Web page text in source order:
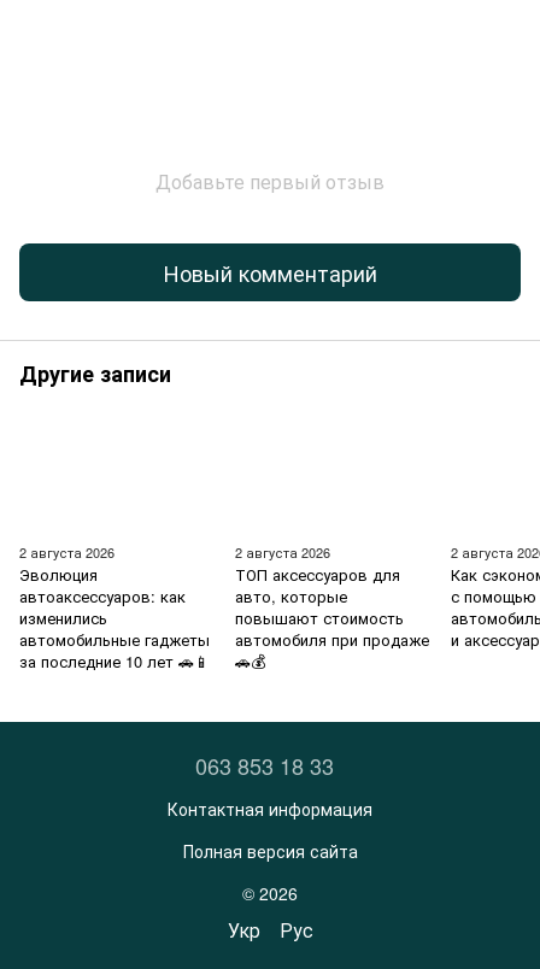
Добавьте первый отзыв
Новый комментарий
Другие записи
2 августа 2026
Эволюция
автоаксессуаров: как
изменились
автомобильные гаджеты
за последние 10 лет 🚗📱
2 августа 2026
ТОП аксессуаров для
авто, которые
повышают стоимость
автомобиля при продаже
🚗💰
2 августа
Как
с помощью
и
063 853 18 33
Контактная информация
Полная версия сайта
© 2026
Укр Рус